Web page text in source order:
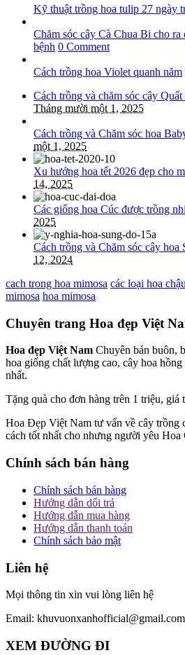
Kỹ thuật trồng hoa tulip 27 ngày
Chăm sóc cây Cà Chua Bi cho
bệnh 0 Comment
Cách trồng hoa Violet quanh năm
Cách trồng và chăm sóc cây
Tháng mười một 1, 2025
Cách trồng và Chăm sóc hoa
một 1, 2025
Xu hướng hoa tết 2026 đẹp cho
14, 2025
Các giống hoa Cúc được trồng
2025
Cách trồng và Chăm sóc cây hoa
12, 2024
cach trong hoa mimosa các loại hoa
mimosa hoa mimosa
Chuyên trang Hoa đẹp Việt
Hoa đẹp Việt Nam Chuyên bán buôn,
hoa giống chất lượng cao, cây hoa
nhất.
Tặng quà cho đơn hàng trên 1 triệu, giá
Hoa Đẹp Việt Nam tư vấn về cây trồng
cách tốt nhất cho nhưng người yêu Hoa
Chính sách bán hàng
Chính sách bán hàng
Hướng dẫn dổi trả
Hướng dẫn mua hàng
Hướng dẫn thanh toán
Chính sách bảo mật
Liên hệ
Mọi thông tin xin vui lòng liên hệ
Email: khuvuonxanhofficial@gmail.com
XEM ĐƯỜNG ĐI